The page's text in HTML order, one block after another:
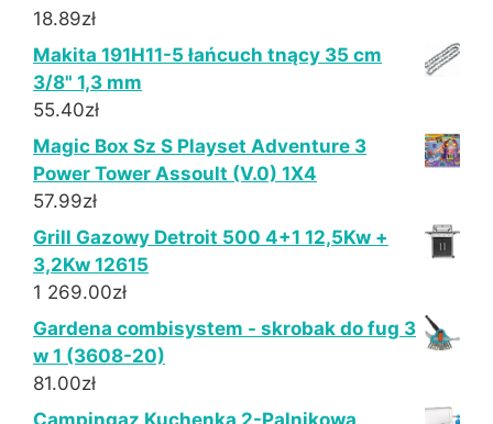
18.89zł
Makita 191H11-5 łańcuch tnący 35 cm
3/8" 1,3 mm
55.40zł
Magic Box Sz S Playset Adventure 3
Power Tower Assoult (V.0) 1X4
57.99zł
Grill Gazowy Detroit 500 4+1 12,5Kw +
3,2Kw 12615
1 269.00zł
Gardena combisystem - skrobak do fug 3
w 1 (3608-20)
81.00zł